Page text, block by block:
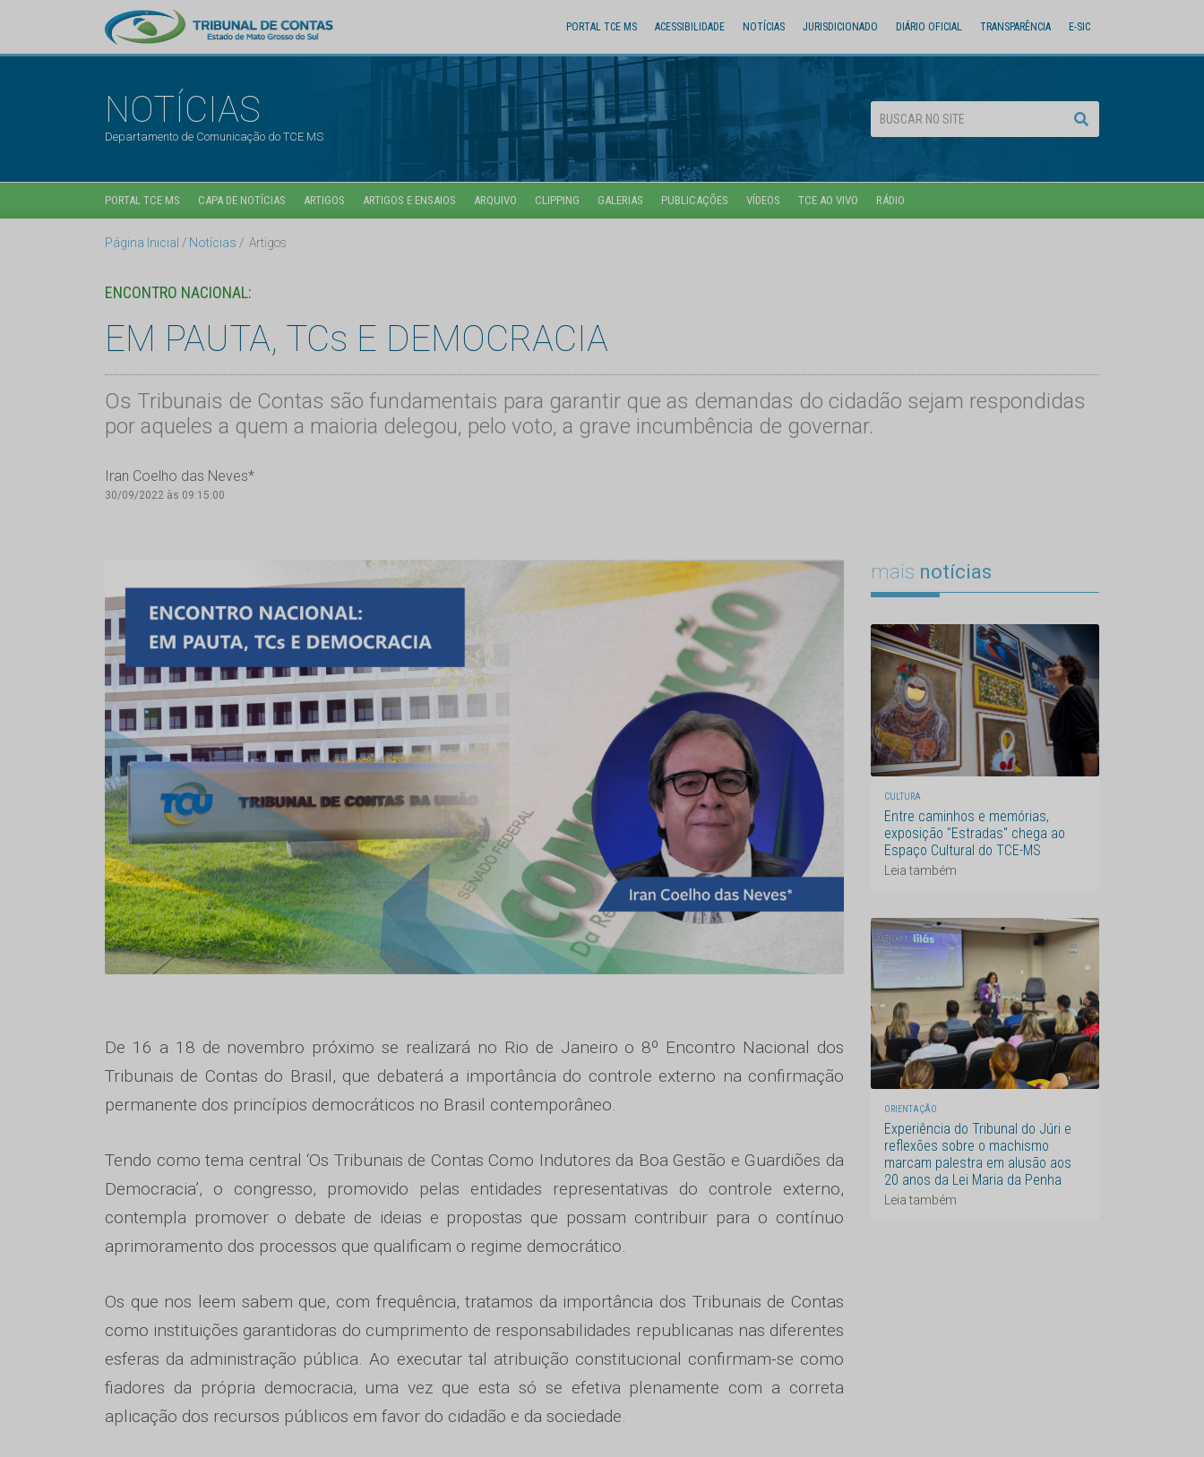
PORTAL TCE MS ACESSIBILIDADE NOTÍCIAS JURISDICIONADO DIÁRIO OFICIAL TRANSPARÊNCIA E-SIC
NOTÍCIAS
Departamento de Comunicação do TCE MS
PORTAL TCE MS CAPA DE NOTÍCIAS ARTIGOS ARTIGOS E ENSAIOS ARQUIVO CLIPPING GALERIAS PUBLICAÇÕES VÍDEOS TCE AO VIVO RÁDIO
Página Inicial Notícias Artigos
ENCONTRO NACIONAL:
EM PAUTA, TCs E DEMOCRACIA
Os Tribunais de Contas são fundamentais para garantir que as demandas do cidadão sejam respondidas
por aqueles a quem a maioria delegou, pelo voto, a grave incumbência de governar.
Iran Coelho das Neves*
30/09/2022 às 09:15:00
De 16 a 18 de novembro próximo se realizará no Rio de Janeiro o 8º Encontro Nacional dos
Tribunais de Contas do Brasil, que debaterá a importância do controle externo na confirmação
permanente dos princípios democráticos no Brasil contemporâneo.
Tendo como tema central ‘Os Tribunais de Contas Como Indutores da Boa Gestão e Guardiões da
Democracia’, o congresso, promovido pelas entidades representativas do controle externo,
contempla promover o debate de ideias e propostas que possam contribuir para o contínuo
aprimoramento dos processos que qualificam o regime democrático.
Os que nos leem sabem que, com frequência, tratamos da importância dos Tribunais de Contas
como instituições garantidoras do cumprimento de responsabilidades republicanas nas diferentes
esferas da administração pública. Ao executar tal atribuição constitucional confirmam-se como
fiadores da própria democracia, uma vez que esta só se efetiva plenamente com a correta
aplicação dos recursos públicos em favor do cidadão e da sociedade.
mais notícias
CULTURA
Entre caminhos e memórias,
exposição "Estradas" chega ao
Espaço Cultural do TCE-MS
Leia também
ORIENTAÇÃO
Experiência do Tribunal do Júri e
reflexões sobre o machismo
marcam palestra em alusão aos
20 anos da Lei Maria da Penha
Leia também